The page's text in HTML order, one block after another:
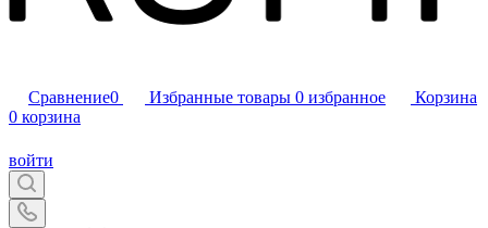
Сравнение0 Избранные товары 0 избранное
Корзина
0 корзина
войти